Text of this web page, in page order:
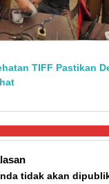
TIFF Pastikan
tidak akan